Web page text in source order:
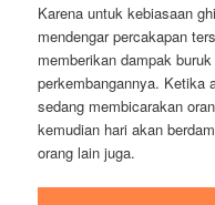
Karena untuk kebiasaan
mendengar percakapan
memberikan dampak
perkembangannya. Ketika
sedang membicarakan
kemudian hari akan
orang lain juga.